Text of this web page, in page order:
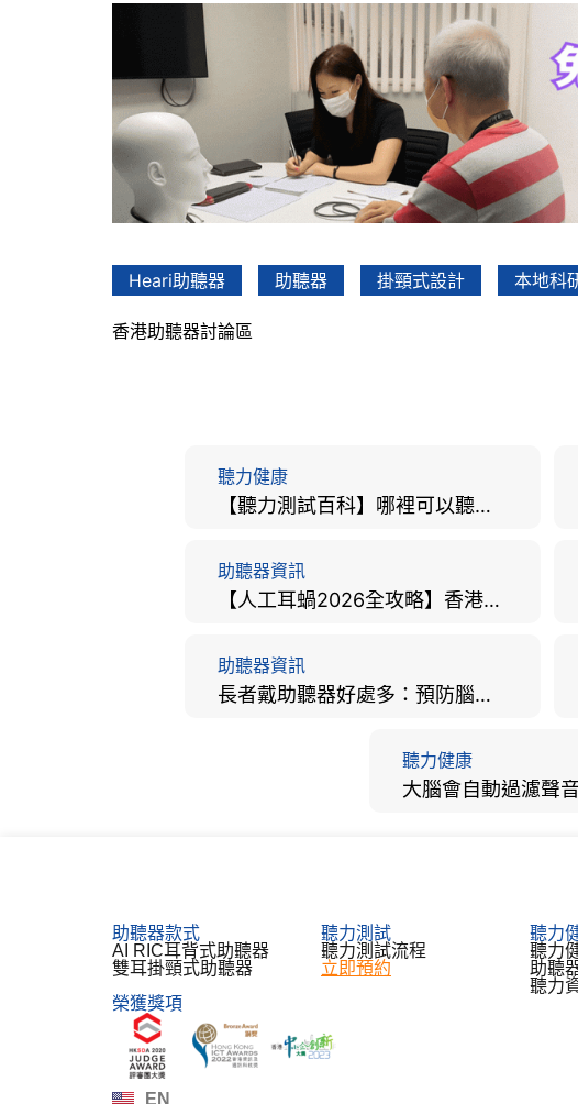
Heari助聽器 助聽器 掛頸式設計 本地科
香港助聽器討論區
聽力健康
【聽力測試百科】哪裡可以聽力檢查？費用、標準、流程、在家聽力檢測與iPhone測試全攻略
助聽器資訊
【人工耳蝸2026全攻略】香港手術費用、原理與副作用評估！
助聽器資訊
長者戴助聽器好處多：預防腦退化、9大誤區破解及家屬陪伴全手冊
聽力健康
助聽器款式
AI RIC耳背式助聽器
雙耳掛頸式助聽器
聽力測試流程
立即預約
榮獲獎項